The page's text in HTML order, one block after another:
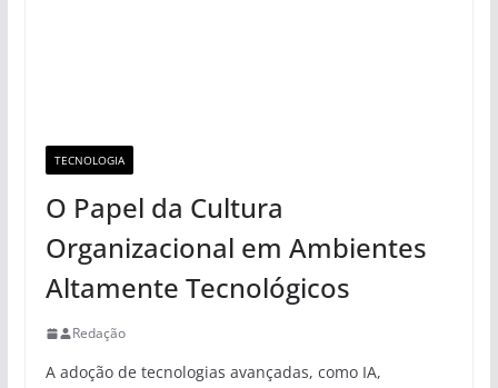
TECNOLOGIA
O Papel da Cultura
Organizacional em Ambientes
Altamente Tecnológicos
Redação
A adoção de tecnologias avançadas, como IA,